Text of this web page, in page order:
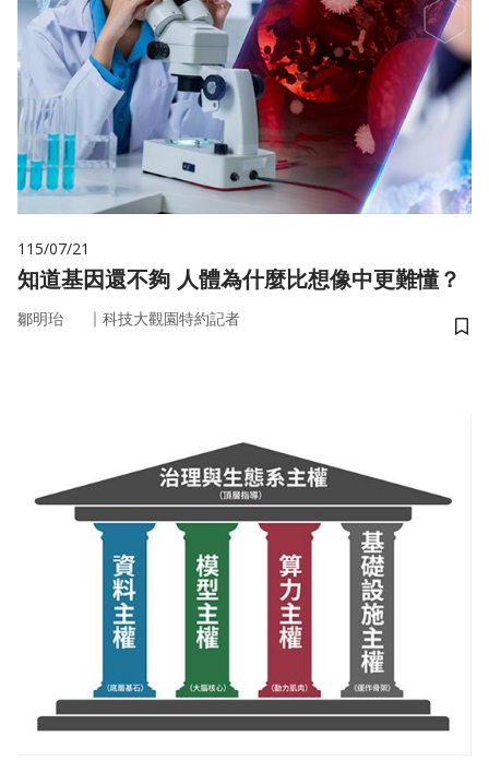
115/07/21
知道基因還不夠 人體為什麼比想像中更難懂？
鄒明珆 ｜ 科技大觀園特約記者
儲